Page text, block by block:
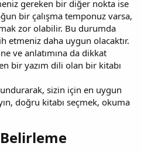
gereken bir diğer nokta ise
bir çalışma temponuz varsa,
zor olabilir. Bu durumda
etmeniz daha uygun olacaktır.
ve anlatımına da dikkat
bir yazım dili olan bir kitabı
sizin için en uygun
doğru kitabı seçmek, okuma